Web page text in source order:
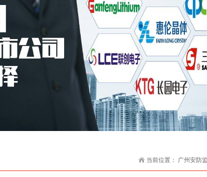
当前位置： 广州安防